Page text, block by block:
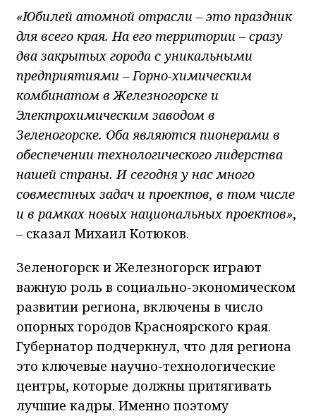
«Юбилей атомной отрасли – это праздник
для всего края. На его территории – сразу
два закрытых города с уникальными
предприятиями – Горно-химическим
комбинатом в Железногорске и
Электрохимическим заводом в
Зеленогорске. Оба являются пионерами в
обеспечении технологического лидерства
нашей страны. И сегодня у нас много
совместных задач и проектов, в том числе
и в рамках новых национальных проектов»,
– сказал Михаил Котюков.
Зеленогорск и Железногорск играют
важную роль в социально-экономическом
развитии региона, включены в число
опорных городов Красноярского края.
Губернатор подчеркнул, что для региона
это ключевые научно-технологические
центры, которые должны притягивать
лучшие кадры. Именно поэтому